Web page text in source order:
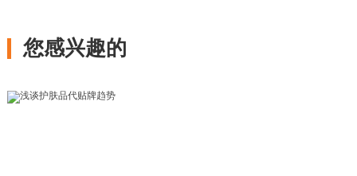
您感兴趣的